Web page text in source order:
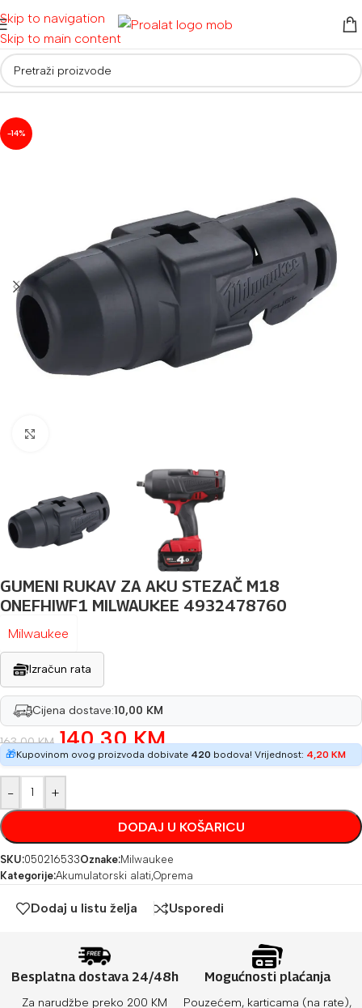
Skip to navigation
Skip to main content
Početna/ Oprema
-14%
GUMENI RUKAV ZA AKU STEZAČ M18
ONEFHIWF1 MILWAUKEE 4932478760
Milwaukee
Izračun rata
Cijena dostave:10,00 KM
163,00KM 140,30KM
🎁Kupovinom ovog proizvoda dobivate 420 bodova! Vrijednost: 4,20 KM
- +
DODAJ U KOŠARICU
SKU:050216533Oznake:Milwaukee
Kategorije:Akumulatorski alati,Oprema
Dodaj u listu želja Usporedi
Besplatna dostava 24/48h
Za narudžbe preko 200 KM
Mogućnosti plaćanja
Pouzećem, karticama (na rate),